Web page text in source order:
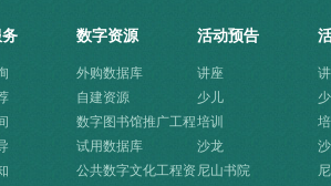
数字资源
外购数据库
自建资源
数字图书馆推广工程
资源
试用数据库
公共数字文化工程资
活动预告
讲座
少儿
培训
沙龙
尼山书院